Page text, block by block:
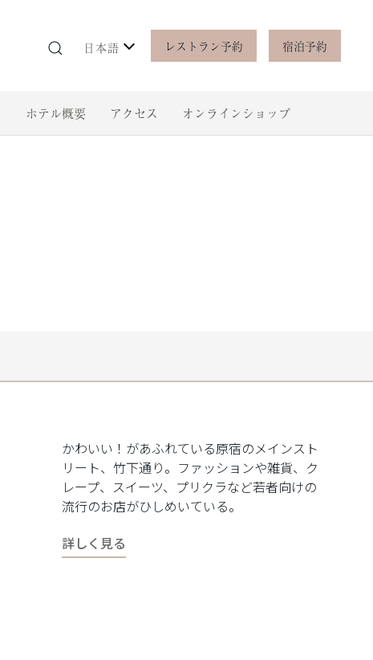
日本語 レストラン予約 宿泊予約
ホテル概要 アクセス オンラインショップ
かわいい！があふれている原宿のメインスト
リート、竹下通り。ファッションや雑貨、ク
レープ、スイーツ、プリクラなど若者向けの
流行のお店がひしめいている。
詳しく見る